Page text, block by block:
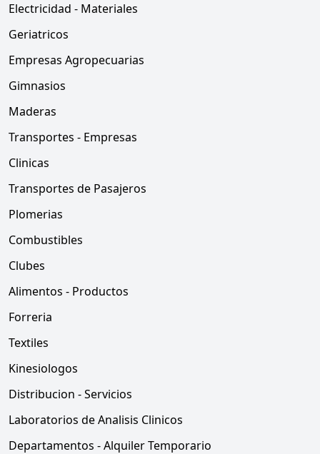
Electricidad - Materiales
Geriatricos
Empresas Agropecuarias
Gimnasios
Maderas
Transportes - Empresas
Clinicas
Transportes de Pasajeros
Plomerias
Combustibles
Clubes
Alimentos - Productos
Forreria
Textiles
Kinesiologos
Distribucion - Servicios
Laboratorios de Analisis Clinicos
Departamentos - Alquiler Temporario